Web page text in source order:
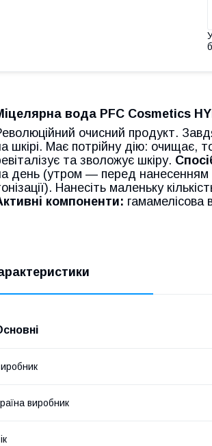
вода PFC Cosmetics
очисний продукт.
шкірі. Має потрійну дію: очищає,
та зволожує шкіру.
день (утром — перед нанесенням
Нанесіть маленьку
компоненти: гамамелісова
виробник